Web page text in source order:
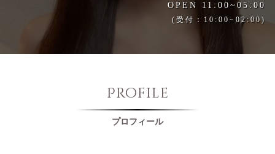
OPEN 11:00~05:00
(受付：10:00~02:00)
Profile
プロフィール